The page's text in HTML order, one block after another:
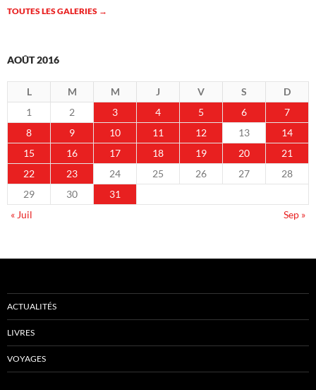
TOUTES LES GALERIES →
AOÛT 2016
L M M J V S
D
1
2 3 4 5 6
7
8
9 10 11 12 13
14
15
16 17 18 19 20
21
22
23 24 25 26 27
28
29
30
31
« Juil
Sep »
ACTUALITÉS
LIVRES
VOYAGES